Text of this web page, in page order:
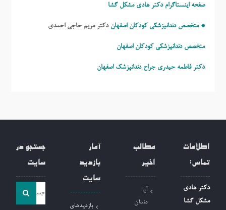
صفحه اینستاگرام دکتر هادی مشکل گشا
* متخصص دندانپزشکی کودکان اصفهان دکتر مریم حاجی احمدی
متخصص دندانپزشکی کودکان اصفهان
دکتر فاطمه حیدری جراح دندانپزشک اصفهان
اطلاعات
تماس:
دکتر هادی
مشکل گشا
مطالب
اخیر
آیا
دندان
آمار
بازدید
سایت
بازدیدهای
جستجو در
سایت